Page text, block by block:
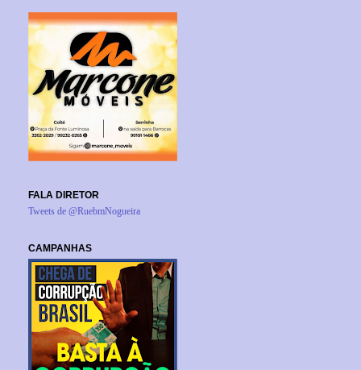
FALA DIRETOR
Tweets de @RuebmNogueira
CAMPANHAS